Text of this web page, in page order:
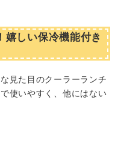
嬉しい保冷機能付き
見た目のクーラーランチ
使いやすく、他にはない